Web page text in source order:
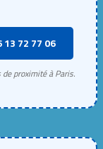
13 72 77 06
proximité à Paris.